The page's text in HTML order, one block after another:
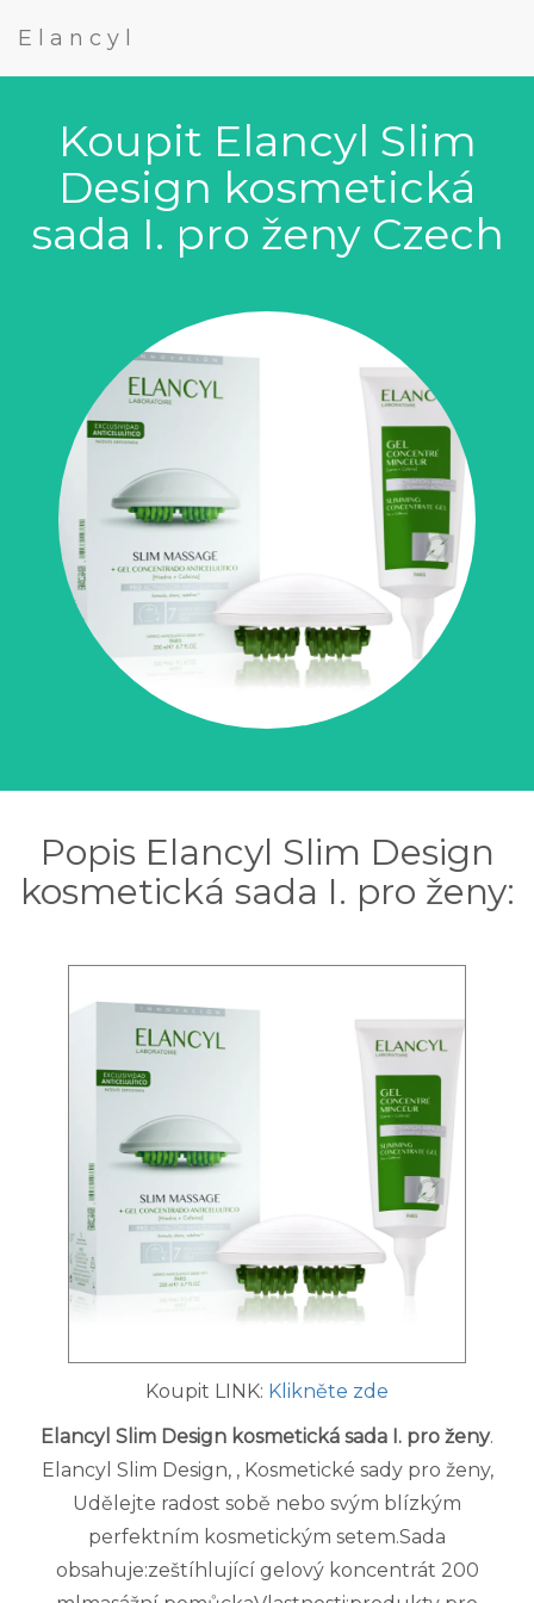
Elancyl
Koupit Elancyl Slim
Design kosmetická
sada I. pro ženy Czech
Popis Elancyl Slim Design
kosmetická sada I. pro ženy:
Koupit LINK: Klikněte zde
Elancyl Slim Design kosmetická sada I. pro ženy.
Elancyl Slim Design, , Kosmetické sady pro ženy,
Udělejte radost sobě nebo svým blízkým
perfektním kosmetickým setem.Sada
obsahuje:zeštíhlující gelový koncentrát 200